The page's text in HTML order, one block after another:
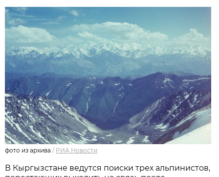
фото из архива / РИА Новости
В Кыргызстане ведутся поиски трех альпинистов,